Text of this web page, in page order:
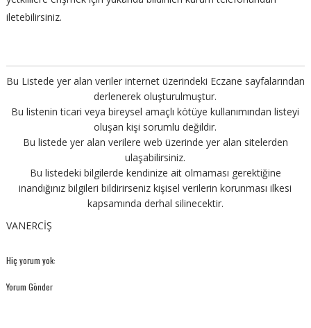
iletebilirsiniz.
Bu Listede yer alan veriler internet üzerindeki Eczane sayfalarından
derlenerek oluşturulmuştur.
Bu listenin ticari veya bireysel amaçlı kötüye kullanımından listeyi
oluşan kişi sorumlu değildir.
Bu listede yer alan verilere web üzerinde yer alan sitelerden
ulaşabilirsiniz.
Bu listedeki bilgilerde kendinize ait olmaması gerektiğine
inandığınız bilgileri bildirirseniz kişisel verilerin korunması ilkesi
kapsamında derhal silinecektir.
VANERCİŞ
Hiç yorum yok:
Yorum Gönder